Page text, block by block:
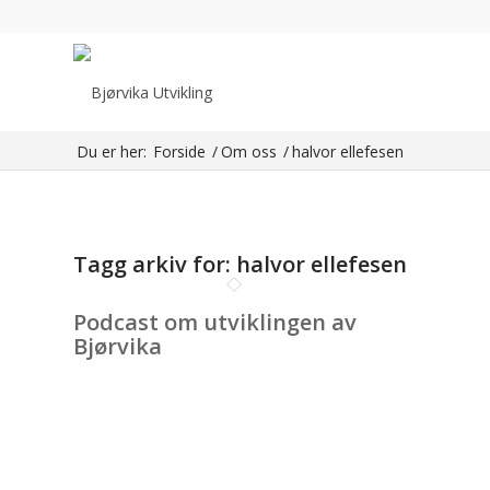
Du er her: Forside /Om oss /halvor ellefesen
Tagg arkiv for: halvor ellefesen
Podcast om utviklingen av
Bjørvika